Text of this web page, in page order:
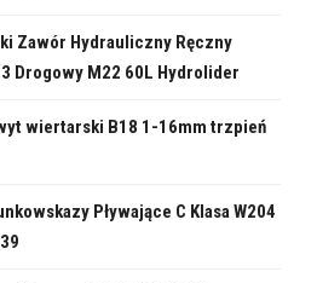
Zawór Hydrauliczny Ręczny
Drogowy M22 60L Hydrolider
wiertarski B18 1-16mm trzpień
Pływające C Klasa W204